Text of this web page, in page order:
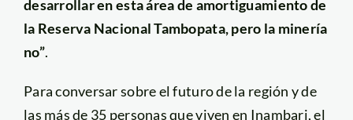
desarrollar en esta área de amortiguamiento de
la Reserva Nacional Tambopata, pero la minería
no”.
Para conversar sobre el futuro de la región y de
las más de 35 personas que viven en Inambari, el